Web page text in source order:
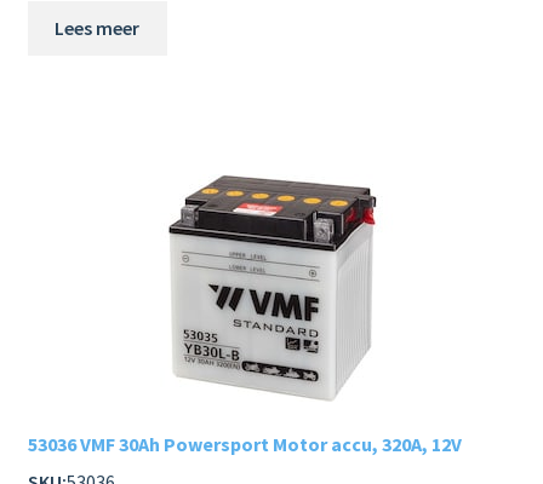
Lees meer
53036 VMF 30Ah Powersport Motor accu, 320A, 12V